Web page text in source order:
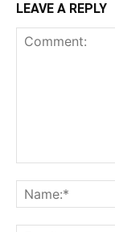
LEAVE A REPLY